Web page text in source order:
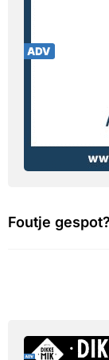
Foutje gespot?